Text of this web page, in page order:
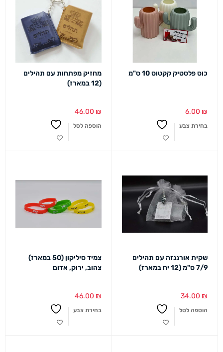
כוס פלסטיק קקטוס 10 ס"מ
6.00 ₪
בחירת צבע
מחזיק מפתחות עם תהילים
(12 במארז)
46.00 ₪
הוספה לסל
שקית אורגנזה עם תהילים
7/9 ס"מ (12 יח במארז)
34.00 ₪
הוספה לסל
צמיד סיליקון (50 במארז)
צהוב, ירוק, אדום
46.00 ₪
בחירת צבע